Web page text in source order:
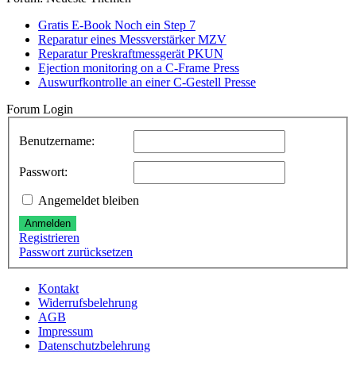
Gratis E-Book Noch ein Step 7
Reparatur eines Messverstärker MZV
Reparatur Preskraftmessgerät PKUN
Ejection monitoring on a C-Frame Press
Auswurfkontrolle an einer C-Gestell Presse
Forum Login
Benutzername:
Passwort:
Angemeldet bleiben
Anmelden
Registrieren
Passwort zurücksetzen
Kontakt
Widerrufsbelehrung
AGB
Impressum
Datenschutzbelehrung